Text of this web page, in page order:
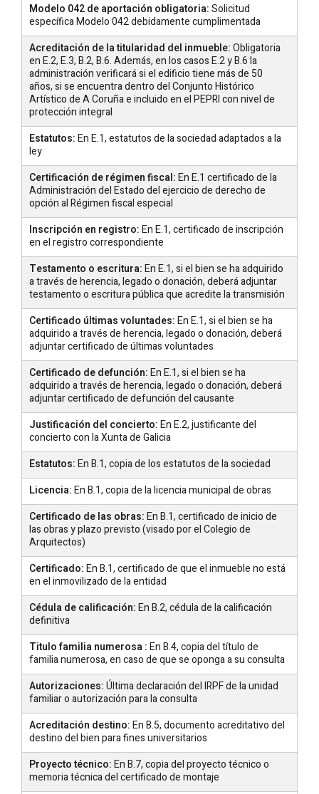
Modelo 042 de aportación obligatoria:Solicitud
específica Modelo 042 debidamente cumplimentada
Acreditación de la titularidad del inmueble:Obligatoria
en E.2, E.3, B.2, B.6. Además, en los casos E.2 y B.6 la
administración verificará si el edificio tiene más de 50
años, si se encuentra dentro del Conjunto Histórico
Artístico de A Coruña e incluido en el PEPRI con nivel de
protección integral
Estatutos:En E.1, estatutos de la sociedad adaptados a la
ley
Certificación de régimen fiscal:En E.1 certificado de la
Administración del Estado del ejercicio de derecho de
opción al Régimen fiscal especial
Inscripción en registro:En E.1, certificado de inscripción
en el registro correspondiente
Testamento o escritura:En E.1, si el bien se ha adquirido
a través de herencia, legado o donación, deberá adjuntar
testamento o escritura pública que acredite la transmisión
Certificado últimas voluntades:En E.1, si el bien se ha
adquirido a través de herencia, legado o donación, deberá
adjuntar certificado de últimas voluntades
Certificado de defunción:En E.1, si el bien se ha
adquirido a través de herencia, legado o donación, deberá
adjuntar certificado de defunción del causante
Justificación del concierto:En E.2, justificante del
concierto con la Xunta de Galicia
Estatutos:En B.1, copia de los estatutos de la sociedad
Licencia:En B.1, copia de la licencia municipal de obras
Certificado de las obras:En B.1, certificado de inicio de
las obras y plazo previsto (visado por el Colegio de
Arquitectos)
Certificado:En B.1, certificado de que el inmueble no está
en el inmovilizado de la entidad
Cédula de calificación:En B.2, cédula de la calificación
definitiva
Titulo familia numerosa :En B.4, copia del título de
familia numerosa, en caso de que se oponga a su consulta
Autorizaciones:Última declaración del IRPF de la unidad
familiar o autorización para la consulta
Acreditación destino:En B.5, documento acreditativo del
destino del bien para fines universitarios
Proyecto técnico:En B.7, copia del proyecto técnico o
memoria técnica del certificado de montaje